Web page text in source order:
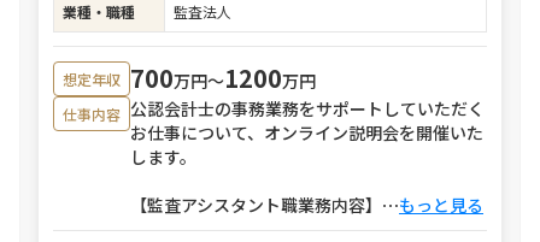
業種・職種
監査法人
想定年収 700万円〜1200万円
仕事内容 公認会計士の事務業務をサポートしていただく
お仕事について、オンライン説明会を開催いた
します。
【監査アシスタント職業務内容】 ⋯もっと見る